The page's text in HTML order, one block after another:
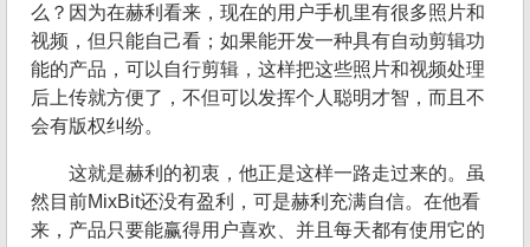
么？因为在赫利看来，现在的用户手机里有很多照片和
视频，但只能自己看；如果能开发一种具有自动剪辑功
能的产品，可以自行剪辑，这样把这些照片和视频处理
后上传就方便了，不但可以发挥个人聪明才智，而且不
会有版权纠纷。
这就是赫利的初衷，他正是这样一路走过来的。虽
然目前MixBit还没有盈利，可是赫利充满自信。在他看
来，产品只要能赢得用户喜欢、并且每天都有使用它的